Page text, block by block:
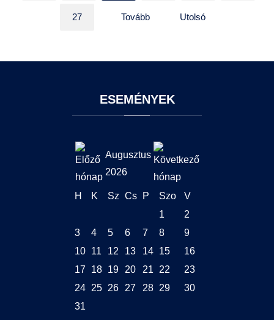
27 Tovább Utolsó
ESEMÉNYEK
Augusztus
2026
H K Sz Cs P Szo
V
1
2
3
4 5 6 7 8
9
10
11 12 13 14 15
16
17
18 19 20 21 22
23
24
25 26 27 28 29
30
31